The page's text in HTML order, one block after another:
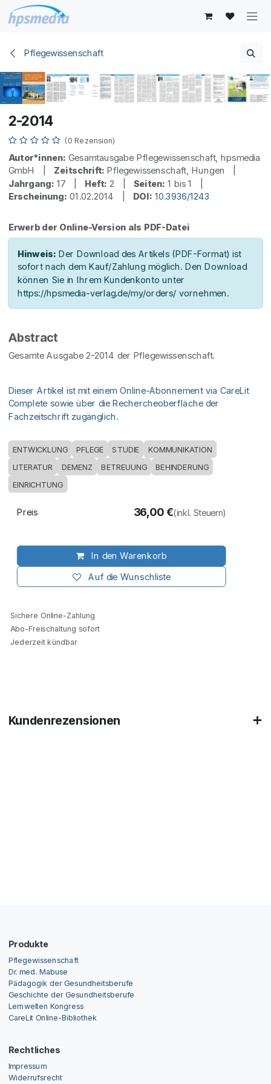
Zum Inhalt springen
Pflegewissenschaft
2-2014
(0 Rezension)
Autor*innen: Gesamtausgabe Pflegewissenschaft, hpsmedia
GmbH | Zeitschrift: Pflegewissenschaft, Hungen |
Jahrgang: 17 | Heft: 2 | Seiten: 1 bis 1 |
Erscheinung: 01.02.2014 | DOI: 10.3936/1243
Erwerb der Online-Version als PDF-Datei
Hinweis: Der Download des Artikels (PDF-Format) ist
sofort nach dem Kauf/Zahlung möglich. Den Download
können Sie in Ihrem Kundenkonto unter
https://hpsmedia-verlag.de/my/orders/ vornehmen.
Abstract
Gesamte Ausgabe 2-2014 der Pflegewissenschaft.
Dieser Artikel ist mit einem Online-Abonnement via CareLit
Complete sowie über die Rechercheoberfläche der
Fachzeitschrift zugänglich.
ENTWICKLUNG PFLEGE STUDIE KOMMUNIKATION
LITERATUR DEMENZ BETREUUNG BEHINDERUNG
EINRICHTUNG
In den Warenkorb
Auf die Wunschliste
Preis 36,00€(inkl. Steuern)
Sichere Online-Zahlung
Abo-Freischaltung sofort
Jederzeit kündbar
Kundenrezensionen
Produkte
Pflegewissenschaft
Dr. med. Mabuse
Pädagogik der Gesundheitsberufe
Geschichte der Gesundheitsberufe
Lernwelten Kongress
CareLit Online-Bibliothek
Rechtliches
Impressum
Widerrufsrecht